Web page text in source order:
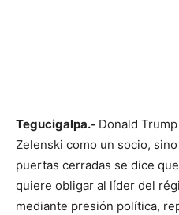
Tegucigalpa.- Donald
Zelenski como un socio,
puertas cerradas se dice
quiere obligar al líder del
mediante presión política,